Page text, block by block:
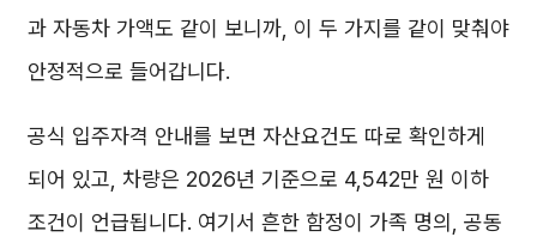
과 자동차 가액도 같이 보니까, 이 두 가지를 같이 맞춰야
안정적으로 들어갑니다.
공식 입주자격 안내를 보면 자산요건도 따로 확인하게
되어 있고, 차량은 2026년 기준으로 4,542만 원 이하
조건이 언급됩니다. 여기서 흔한 함정이 가족 명의, 공동